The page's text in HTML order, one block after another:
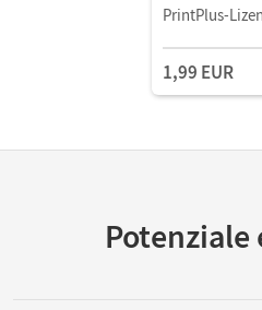
PrintPlus-
1,99 EUR